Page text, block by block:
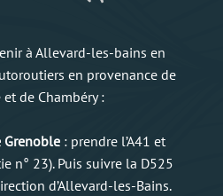
à Allevard-les-bains en
en provenance de
de Chambéry :
Grenoble : prendre l’A41 et
n° 23). Puis suivre la D525
d’Allevard-les-Bains.